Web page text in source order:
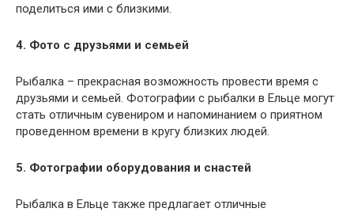
поделиться ими с близкими.
4. Фото с друзьями и семьей
Рыбалка – прекрасная возможность провести время с
друзьями и семьей. Фотографии с рыбалки в Ельце могут
стать отличным сувениром и напоминанием о приятном
проведенном времени в кругу близких людей.
5. Фотографии оборудования и снастей
Рыбалка в Ельце также предлагает отличные